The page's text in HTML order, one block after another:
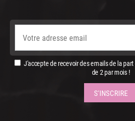
J'accepte de recevoir des emails de la
de 2 par mois !